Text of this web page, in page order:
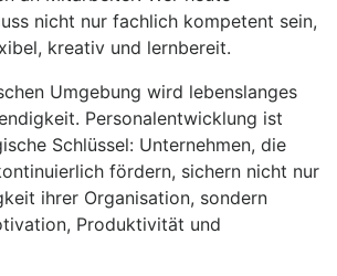
nicht nur fachlich kompetent sein,
kreativ und lernbereit.
Umgebung wird lebenslanges
Personalentwicklung ist
Schlüssel: Unternehmen, die
fördern, sichern nicht nur
ihrer Organisation, sondern
Produktivität und